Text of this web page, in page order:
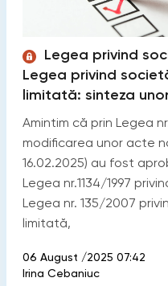
Legea privind
Legea privind
limitată: sinteza
Amintim că prin Legea
modificarea unor acte
16.02.2025) au fost
Legea nr.1134/1997
Legea nr. 135/2007
limitată,
06 August /2025 07:42
Irina Cebaniuc